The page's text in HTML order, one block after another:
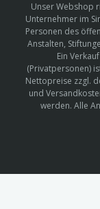
Unser Webshop
Unternehmer im
Personen des
Anstalten,
Ein
(Privatpersonen)
Nettopreise zzgl.
und
werden. Alle